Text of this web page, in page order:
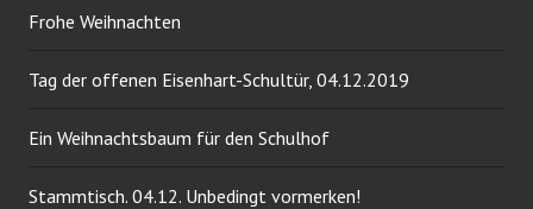
Frohe Weihnachten
Tag der offenen Eisenhart-Schultür, 04.12.2019
Ein Weihnachtsbaum für den Schulhof
Stammtisch. 04.12. Unbedingt vormerken!